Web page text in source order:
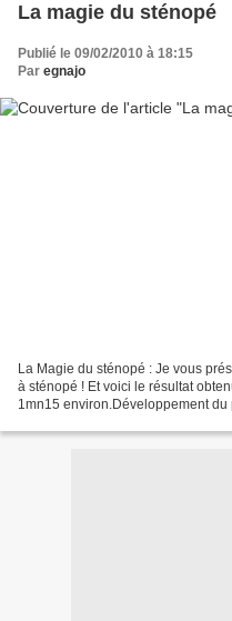
La magie du sténopé
Publié le 09/02/2010 à 18:15
Par egnajo
La Magie du sténopé : Je vous
à sténopé ! Et voici le résultat
1mn15 environ.Développement du